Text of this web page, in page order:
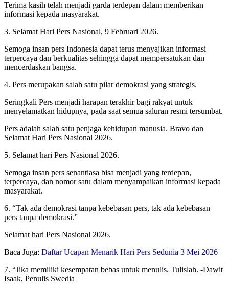
Terima kasih telah menjadi garda terdepan dalam memberikan
informasi kepada masyarakat.
3. Selamat Hari Pers Nasional, 9 Februari 2026.
Semoga insan pers Indonesia dapat terus menyajikan informasi
terpercaya dan berkualitas sehingga dapat mempersatukan dan
mencerdaskan bangsa.
4. Pers merupakan salah satu pilar demokrasi yang strategis.
Seringkali Pers menjadi harapan terakhir bagi rakyat untuk
menyelamatkan hidupnya, pada saat semua saluran resmi tersumbat.
Pers adalah salah satu penjaga kehidupan manusia. Bravo dan
Selamat Hari Pers Nasional 2026.
5. Selamat hari Pers Nasional 2026.
Semoga insan pers senantiasa bisa menjadi yang terdepan,
terpercaya, dan nomor satu dalam menyampaikan informasi kepada
masyarakat.
6. “Tak ada demokrasi tanpa kebebasan pers, tak ada kebebasan
pers tanpa demokrasi.”
Selamat hari Pers Nasional 2026.
Baca Juga: Daftar Ucapan Menarik Hari Pers Sedunia 3 Mei 2026
7. “Jika memiliki kesempatan bebas untuk menulis. Tulislah. -Dawit
Isaak, Penulis Swedia